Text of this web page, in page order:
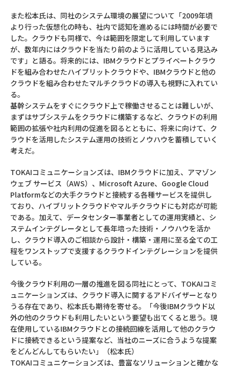
また松本氏は、同社のシステム環境の展望について「2009年頃
より行った仮想化の時も、社内で認知を進めるには時間が必要で
した。クラウドも同様で、今は範囲を限定して利用しています
が、数年内にはクラウドを当たり前のように活用している見込み
です」と語る。将来的には、IBMクラウドとプライベートクラウ
ドを組み合わせたハイブリットクラウドや、IBMクラウドと他の
クラウドを組み合わせたマルチクラウドの導入も視野に入れてい
る。
基幹システムをすぐにクラウド上で稼働させることは難しいが、
まずはサブシステムをクラウドに構築するなど、クラウドの利用
範囲の拡張や社内利用の促進を図るとともに、将来に向けて、ク
ラウドを活用したシステム運用の技術とノウハウを蓄積していく
考えだ。
TOKAIコミュニケーションズは、IBMクラウドに加え、アマゾン
ウェブ サービス（AWS）、Microsoft Azure、Google Cloud
Platformなどの大手クラウドと接続する各種サービスを提供し
ており、ハイブリットクラウドやマルチクラウドにも対応が可能
である。加えて、データセンター事業者としての運用実績と、シ
ステムインテグレータとして長年培った技術・ノウハウを活か
し、クラウド導入のご相談から設計・構築・運用に至る全ての工
程をワンストップで支援するクラウドインテグレーションを提供
している。
今後クラウド利用の一層の推進を図る同社にとって、TOKAIコミ
ュニケーションズは、クラウド導入に関するアドバイザーとなり
うる存在であり、松本氏も期待を寄せる。「今後IBMクラウド以
外の他のクラウドも利用したいという要望も出てくると思う。現
在使用しているIBMクラウドとの接続回線を活用して他のクラウ
ドに接続できるという提案など、当社のニーズに合うような提案
をどんどんしてもらいたい」（松本氏）
TOKAIコミュニケーションズは、豊富なソリューションと確かな